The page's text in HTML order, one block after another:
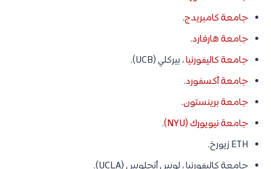
جامعة كامبريدج.
جامعة هارفارد.
جامعة كاليفورنيا، بيركلي (UCB).
جامعة أكسفورد.
جامعة برينستون.
جامعة نيويورك (NYU)
.
ETH زيورخ.